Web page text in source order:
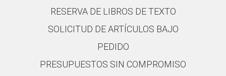
RESERVA DE LIBROS DE TEXTO
SOLICITUD DE ARTÍCULOS BAJO
PEDIDO
PRESUPUESTOS SIN COMPROMISO